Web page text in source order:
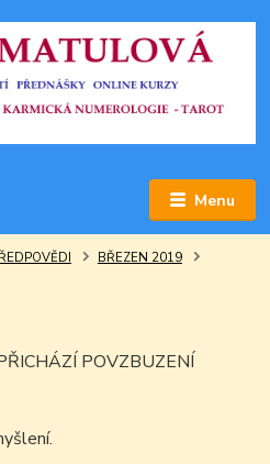
Menu
BŘEZEN 2019
POVZBUZENÍ